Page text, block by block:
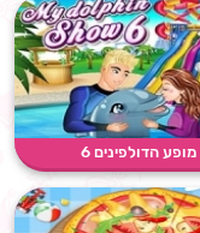
מופע הדולפינים 6